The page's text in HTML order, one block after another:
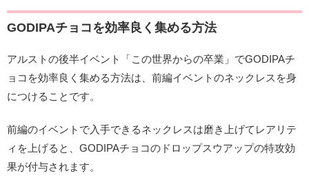
GODIPAチョコを効率良く集める方法
アルストの後半イベント「この世界からの卒業」でGODIPAチ
ョコを効率良く集める方法は、前編イベントのネックレスを身
につけることです。
前編のイベントで入手できるネックレスは磨き上げてレアリテ
ィを上げると、GODIPAチョコのドロップスウアップの特攻効
果が付与されます。